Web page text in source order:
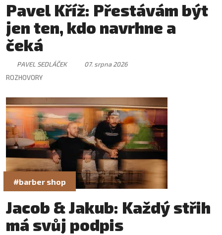
Pavel Kříž: Přestávám být
jen ten, kdo navrhne a
čeká
PAVEL SEDLÁČEK
07. srpna 2026
ROZHOVORY
#barber shop
Jacob & Jakub: Každý střih
má svůj podpis